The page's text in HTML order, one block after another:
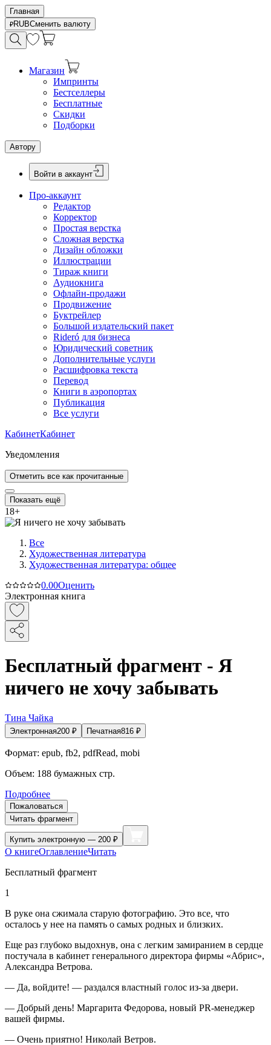
Главная
RUBСменить валюту
Магазин
Импринты
Бестселлеры
Бесплатные
Скидки
Подборки
Автору
Войти в аккаунт
Про-аккаунт
Редактор
Корректор
Простая верстка
Сложная верстка
Дизайн обложки
Иллюстрации
Тираж книги
Аудиокнига
Офлайн-продажи
Продвижение
Буктрейлер
Большой издательский пакет
Rideró для бизнеса
Юридический советник
Дополнительные услуги
Расшифровка текста
Перевод
Книги в аэропортах
Публикация
Все услуги
КабинетКабинет
Уведомления
Отметить все как прочитанные
Показать ещё
18+
Все
Художественная литература
Художественная литература: общее
0.00Оценить
Электронная книга
Бесплатный фрагмент - Я
ничего не хочу забывать
Тина Чайка
Электронная200 ₽ Печатная816 ₽
Формат: epub, fb2, pdfRead, mobi
Объем: 188 бумажных стр.
Подробнее
Пожаловаться
Читать фрагмент
Купить электронную — 200 ₽
О книгеОглавлениеЧитать
Бесплатный фрагмент
1
В руке она сжимала старую фотографию. Это все, что
осталось у нее на память о самых родных и близких.
Еще раз глубоко выдохнув, она с легким замиранием в сердце
постучала в кабинет генерального директора фирмы «Абрис»,
Александра Ветрова.
— Да, войдите! — раздался властный голос из-за двери.
— Добрый день! Маргарита Федорова, новый PR-менеджер
вашей фирмы.
— Очень приятно! Николай Ветров.